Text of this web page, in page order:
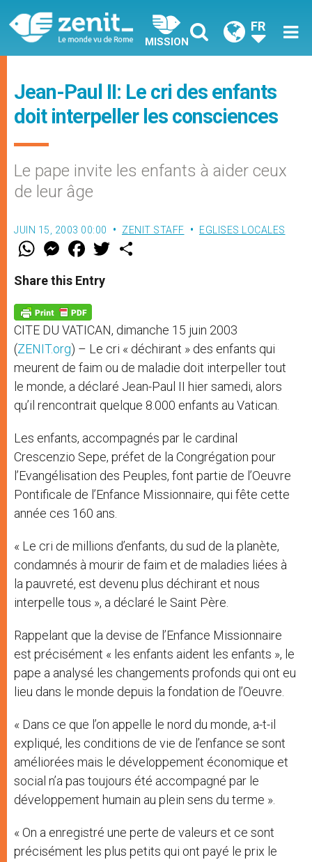
MISSION
FR
Jean-Paul II: Le cri des enfants
doit interpeller les consciences
Le pape invite les enfants à aider ceux
de leur âge
JUIN 15, 2003 00:00 ZENIT STAFF EGLISES LOCALES
W
t
s
p
p
M
e
s
e
g
e
r
F
a
e
b
o
k
w
Share this Entry
CITE DU VATICAN, dimanche 15 juin 2003
(ZENIT.org) – Le cri « déchirant » des enfants qui
meurent de faim ou de maladie doit interpeller tout
le monde, a déclaré Jean-Paul II hier samedi, alors
qu’il rencontrait quelque 8.000 enfants au Vatican.
Les enfants, accompagnés par le cardinal
Crescenzio Sepe, préfet de la Congrégation pour
l’Evangélisation des Peuples, font partie de l’Oeuvre
Pontificale de l’Enfance Missionnaire, qui fête cette
année ces 160 ans.
« Le cri de millions d’enfants, du sud de la planète,
condamnés à mourir de faim et de maladies liées à
la pauvreté, est devenu plus déchirant et nous
interpelle tous », a déclaré le Saint Père.
Rappelant que la devise de l’Enfance Missionnaire
est précisément « les enfants aident les enfants », le
pape a analysé les changements profonds qui ont eu
lieu dans le monde depuis la fondation de l’Oeuvre.
« Dans ce que l’on appelle le nord du monde, a-t-il
expliqué, les conditions de vie de l’enfance se sont
améliorées mais le développement économique et
social n’a pas toujours été accompagné par le
développement humain au plein sens du terme ».
« On a enregistré une perte de valeurs et ce sont
précisément les plus petits qui ont payé le prix le